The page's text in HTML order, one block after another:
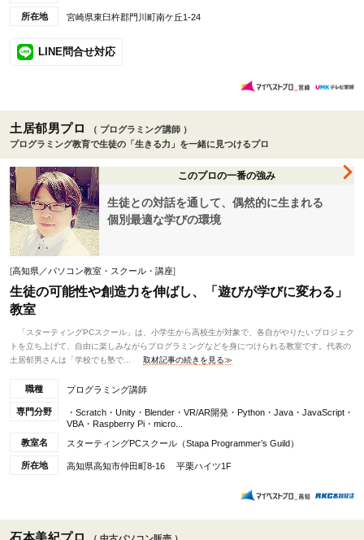
所在地 宮崎県東臼杵郡門川町南ケ丘1-24
LINE問合せ対応
土居郁男プロ
（ プログラミング講師 ）
プログラミング教育で生徒の「生きる力」を一緒に見つけるプロ
このプロの一番の強み
生徒との対話を通して、偶然的に生まれる
個別最適な学びの環境
[高知県／パソコン教室・スクール・講座]
生徒の可能性や創造力を伸ばし、「遊びが学びに変わる」
教室
「スターティングPCスクール」は、小学生から高校生が対象で、各自がやりたいプロジェク
トを立ち上げて、自由に楽しみながらプログラミングなどを身につけられる教室です。代表の
土居郁男さんは「学校でも塾で...
取材記事の続きを見る≫
職種 プログラミング講師
専門分野
・Scratch・Unity・Blender・VR/AR開発・Python・Java・JavaScript・
VBA・Raspberry Pi・micro...
教室名
スターティングPCスクール（Stapa Programmer’s Guild）
所在地 高知県高知市仲田町8-16 平栗ハイツ1F
石本美紀プロ